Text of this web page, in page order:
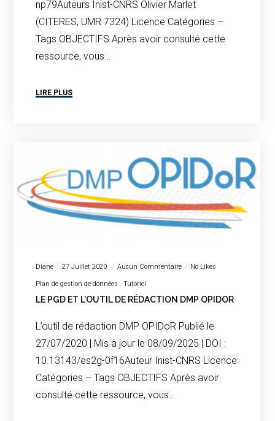
np79Auteurs Inist-CNRS Olivier Marlet
(CITERES, UMR 7324) Licence Catégories –
Tags OBJECTIFS Après avoir consulté cette
ressource, vous…
LIRE PLUS
Diane 27 Juillet 2020 Aucun Commentaire No Likes
Plan de gestion de données Tutoriel
LE PGD ET L’OUTIL DE RÉDACTION DMP OPIDOR
L’outil de rédaction DMP OPIDoR Publié le
27/07/2020 | Mis à jour le 08/09/2025 | DOI :
10.13143/es2g-0f16Auteur Inist-CNRS Licence
Catégories – Tags OBJECTIFS Après avoir
consulté cette ressource, vous…